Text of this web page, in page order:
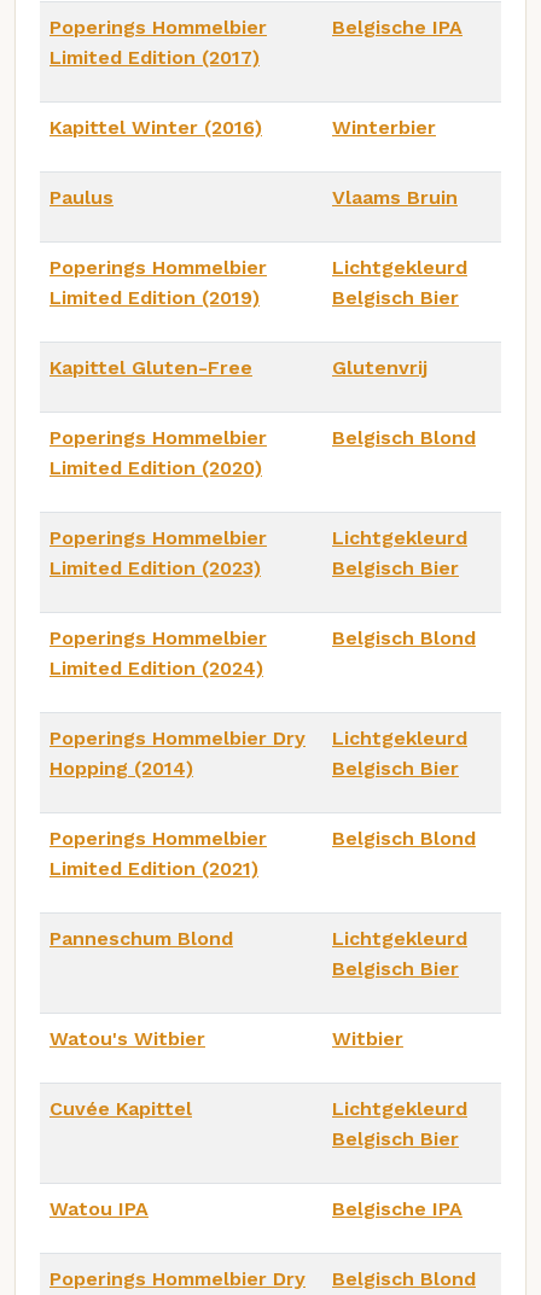
Poperings Hommelbier
Limited Edition (2017)
Belgische IPA
Kapittel Winter (2016) Winterbier
Paulus Vlaams Bruin
Poperings Hommelbier
Limited Edition (2019)
Lichtgekleurd
Belgisch Bier
Kapittel Gluten-Free Glutenvrij
Poperings Hommelbier
Limited Edition (2020)
Belgisch Blond
Poperings Hommelbier
Limited Edition (2023)
Lichtgekleurd
Belgisch Bier
Poperings Hommelbier
Limited Edition (2024)
Belgisch Blond
Poperings Hommelbier Dry
Hopping (2014)
Lichtgekleurd
Belgisch Bier
Poperings Hommelbier
Limited Edition (2021)
Belgisch Blond
Panneschum Blond
Lichtgekleurd
Belgisch Bier
Watou's Witbier Witbier
Cuvée Kapittel
Lichtgekleurd
Belgisch Bier
Watou IPA Belgische IPA
Poperings Hommelbier Dry Belgisch Blond